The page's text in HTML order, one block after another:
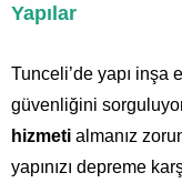
Yapılar
Tunceli’de yapı inşa
güvenliğini
hizmeti almanız
yapınızı depreme